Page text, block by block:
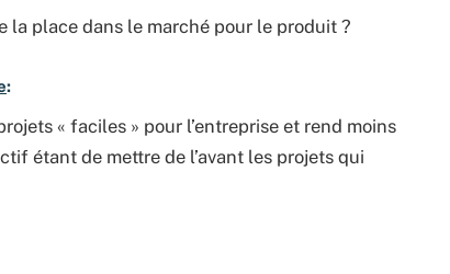
la place dans le marché pour le produit ?
:
« faciles » pour l’entreprise et rend moins
étant de mettre de l’avant les projets qui